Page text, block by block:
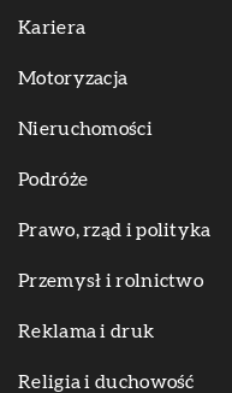
Kariera
Motoryzacja
Nieruchomości
Podróże
Prawo, rząd i polityka
Przemysł i rolnictwo
Reklama i druk
Religia i duchowość